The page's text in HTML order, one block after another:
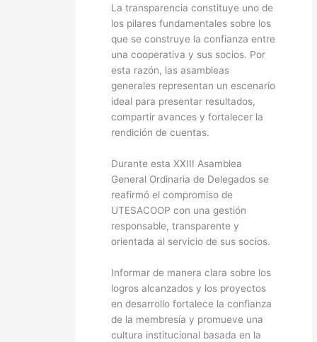
La transparencia constituye uno de
los pilares fundamentales sobre los
que se construye la confianza entre
una cooperativa y sus socios. Por
esta razón, las asambleas
generales representan un escenario
ideal para presentar resultados,
compartir avances y fortalecer la
rendición de cuentas.
Durante esta XXIII Asamblea
General Ordinaria de Delegados se
reafirmó el compromiso de
UTESACOOP con una gestión
responsable, transparente y
orientada al servicio de sus socios.
Informar de manera clara sobre los
logros alcanzados y los proyectos
en desarrollo fortalece la confianza
de la membresía y promueve una
cultura institucional basada en la